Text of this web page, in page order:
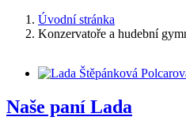
Úvodní stránka
Konzervatoře a hudební
Naše paní Lada